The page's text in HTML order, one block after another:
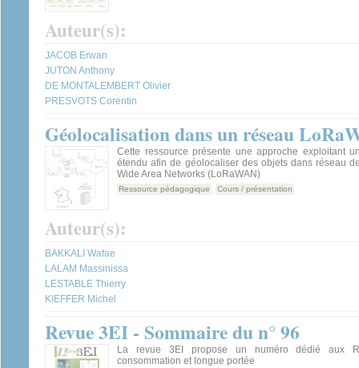
Auteur(s):
JACOB Erwan
JUTON Anthony
DE MONTALEMBERT Olivier
PRESVOTS Corentin
Géolocalisation dans un réseau
Cette ressource présente une approche exploitant
étendu afin de géolocaliser des objets dans réseau
Wide Area Networks (LoRaWAN)
Ressource pédagogique Cours / présentation
Auteur(s):
BAKKALI Wafae
LALAM Massinissa
LESTABLE Thierry
KIEFFER Michel
Revue 3EI - Sommaire du n° 96
La revue 3EI propose un numéro dédié aux
consommation et longue portée